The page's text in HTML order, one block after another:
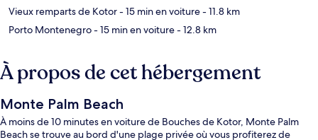
Vieux remparts de Kotor- 15 min en voiture- 11.8 km
Porto Montenegro- 15 min en voiture- 12.8 km
À propos de cet hébergement
Monte Palm Beach
À moins de 10 minutes en voiture de Bouches de Kotor, Monte Palm
Beach se trouve au bord d'une plage privée où vous profiterez de